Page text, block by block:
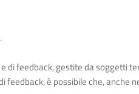
feedback, gestite da soggetti
è possibile che, anche